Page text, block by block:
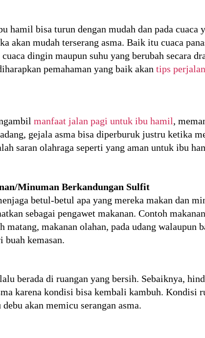
hamil bisa turun dengan mudah dan pada cuaca
akan mudah terserang asma. Baik itu cuaca
dingin maupun suhu yang berubah secara
pemahaman yang baik akan tips
manfaat jalan pagi untuk ibu hamil,
gejala asma bisa diperburuk justru ketika
saran olahraga seperti yang aman untuk ibu
Minuman Berkandungan Sulfit
betul-betul apa yang mereka makan dan
sebagai pengawet makanan. Contoh
matang, makanan olahan, pada udang walaupun
buah kemasan.
berada di ruangan yang bersih. Sebaiknya,
karena kondisi bisa kembali kambuh. Kondisi
akan memicu serangan asma.